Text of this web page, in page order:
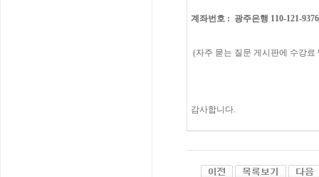
계좌번호 : 광주은행 110-121-
(자주 묻는 질문 게시판에 수강료
감사합니다.